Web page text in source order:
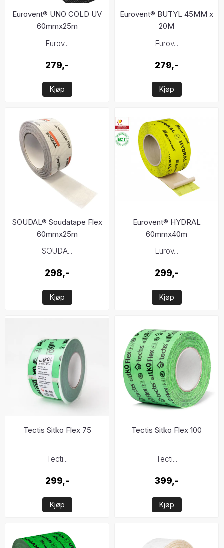
Eurovent® UNO COLD UV
60mmx25m
Eurov...
279,-
Kjøp
Eurovent® BUTYL 45MM x
20M
Eurov...
279,-
Kjøp
SOUDAL® Soudatape Flex
60mmx25m
SOUDA...
298,-
Kjøp
Eurovent® HYDRAL
60mmx40m
Eurov...
299,-
Kjøp
Tectis Sitko Flex 75
Tecti...
299,-
Kjøp
Tectis Sitko Flex 100
Tecti...
399,-
Kjøp